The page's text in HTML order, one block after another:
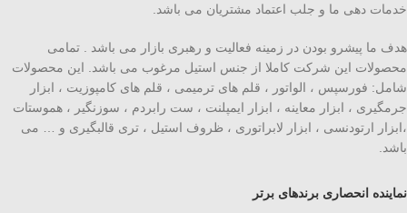
خدمات دهی ما و جلب اعتماد مشتریان می باشد.
هدف ما پیشرو بودن در زمینه فعالیت و رهبری بازار می باشد . تمامی
محصولات این شرکت کاملا از جنس استیل مرغوب می باشد. این محصولات
شامل: فورسپس ، الواتور ، قلم های ترمیمی ، قلم های کامپوزیت ، ابزار
جرمگیری ، ابزار معاینه ، ابزار ایمپلنت ، ست رابردم ، سوزنگیر ، هموستات
،ابزار ارتودنسی ، ابزار لابراتوری ، ظروف استیل ، تری قالبگیری و … می
باشد.
نماینده انحصاری برندهای برتر